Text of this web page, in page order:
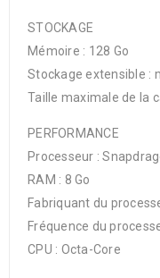
STOCKAGE
Mémoire : 128 Go
Stockage extensible :
Taille maximale de la
PERFORMANCE
Processeur :
RAM : 8 Go
Fabriquant du
Fréquence du
CPU : Octa-Core